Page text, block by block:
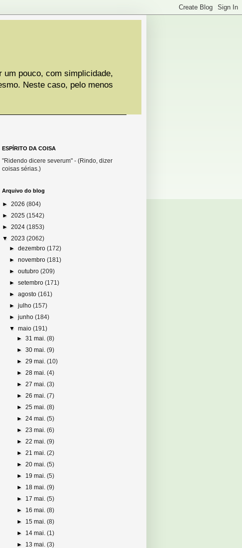
um pouco, com simplicidade,
Neste caso, pelo menos
ESPÍRITO DA COISA
"Ridendo dicere severum" - (Rindo, dizer
coisas sérias.)
Arquivo do blog
► 2026 (804)
► 2025 (1542)
► 2024 (1853)
▼ 2023 (2062)
►dezembro(172)
►novembro(181)
►outubro(209)
►setembro(171)
►agosto(161)
►julho(157)
►junho(184)
▼maio(191)
► 31 mai. (8)
► 30 mai. (9)
► 29 mai. (10)
► 28 mai. (4)
► 27 mai. (3)
► 26 mai. (7)
► 25 mai. (8)
► 24 mai. (5)
► 23 mai. (6)
► 22 mai. (9)
► 21 mai. (2)
► 20 mai. (5)
► 19 mai. (5)
► 18 mai. (9)
► 17 mai. (5)
► 16 mai. (8)
► 15 mai. (8)
► 14 mai. (1)
► 13 mai. (3)